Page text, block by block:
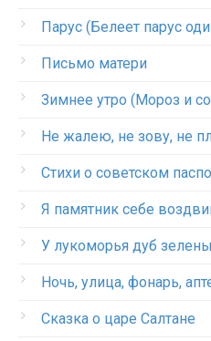
Парус (Белеет парус
Письмо матери
Зимнее утро (Мороз и
Не жалею, не зову, не
Стихи о советском
Я памятник себе
У лукоморья дуб
Ночь, улица, фонарь,
Сказка о царе Салтане